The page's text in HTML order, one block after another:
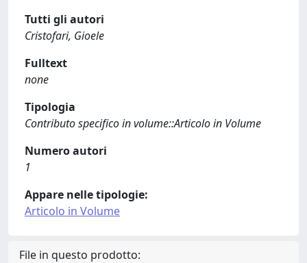
Tutti gli autori
Cristofari, Gioele
Fulltext
none
Tipologia
Contributo specifico in volume::Articolo in Volume
Numero autori
1
Appare nelle tipologie:
Articolo in Volume
File in questo prodotto: